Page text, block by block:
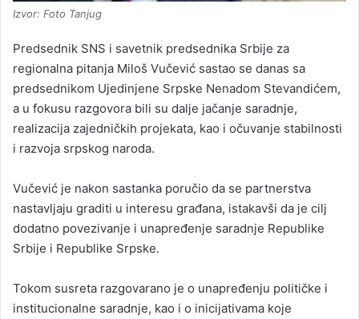
Izvor: Foto Tanjug
Predsednik SNS i savetnik predsednika Srbije za
regionalna pitanja Miloš Vučević sastao se danas sa
predsednikom Ujedinjene Srpske Nenadom Stevandićem,
a u fokusu razgovora bili su dalje jačanje saradnje,
realizacija zajedničkih projekata, kao i očuvanje stabilnosti
i razvoja srpskog naroda.
Vučević je nakon sastanka poručio da se partnerstva
nastavljaju graditi u interesu građana, istakavši da je cilj
dodatno povezivanje i unapređenje saradnje Republike
Srbije i Republike Srpske.
Tokom susreta razgovarano je o unapređenju političke i
institucionalne saradnje, kao i o inicijativama koje